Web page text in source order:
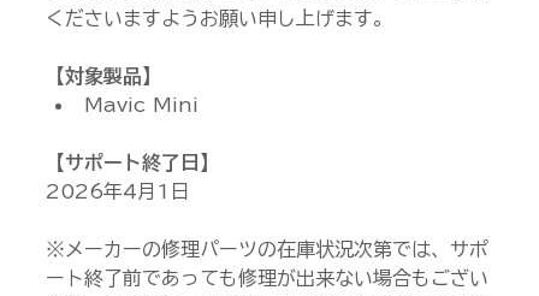
くださいますようお願い申し上げます。
【対象製品】
Mavic Mini
【サポート終了日】
2026年4月1日
※メーカーの修理パーツの在庫状況次第では、サポ
ート終了前であっても修理が出来ない場合もござい